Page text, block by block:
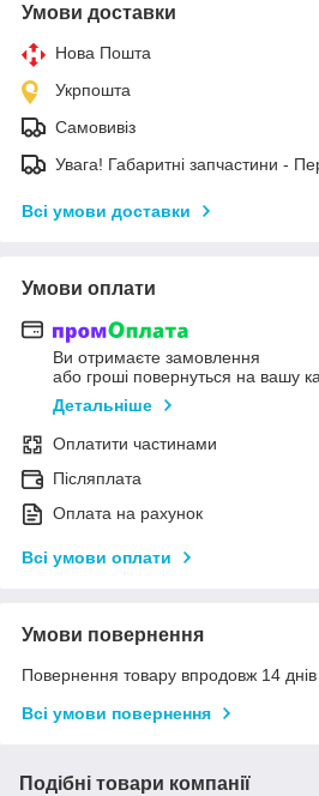
Умови доставки
Нова Пошта
Укрпошта
Самовивіз
Увага! Габаритні запчастини -
Всі умови доставки
Умови оплати
Ви отримаєте замовлення
або гроші повернуться на вашу
Детальніше
Оплатити частинами
Післяплата
Оплата на рахунок
Всі умови оплати
Умови повернення
Повернення товару впродовж 14
Всі умови повернення
Подібні товари компанії